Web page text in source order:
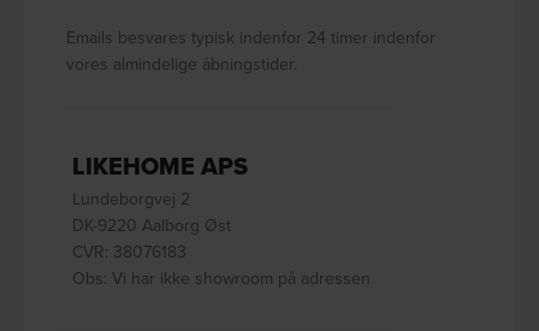
Emails besvares typisk indenfor 24 timer indenfor
vores almindelige åbningstider.
LIKEHOME APS
Lundeborgvej 2
DK-9220 Aalborg Øst
CVR: 38076183
Obs: Vi har ikke showroom på adressen